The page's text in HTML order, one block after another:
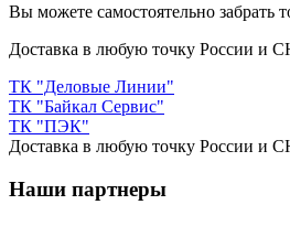
Вы можете самостоятельно забрать
Доставка в любую точку России и
ТК "Деловые Линии"
ТК "Байкал Сервис"
ТК "ПЭК"
Доставка в любую точку России и
Наши партнеры